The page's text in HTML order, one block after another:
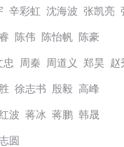
辛彩虹 沈海波 张凯亮
陈伟 陈怡帆 陈豪
周秦 周道义 郑昊 赵
徐志书 殷毅 高峰
波 蒋冰 蒋鹏 韩晟
圆